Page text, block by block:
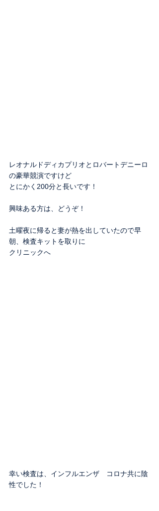
レオナルドディカプリオとロバートデニーロ
の豪華競演ですけど
とにかく200分と長いです！
興味ある方は、どうぞ！
土曜夜に帰ると妻が熱を出していたので早
朝、検査キットを取りに
クリニックへ
幸い検査は、インフルエンザ　コロナ共に陰
性でした！